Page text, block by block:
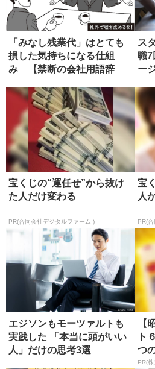
「みなし残業代」はとても
損した気持ちになる仕組
み 【禁断の会社用語辞
ス
職7
ー
宝くじの“運任せ”から抜け
た人だけ変わる
PR(合同会社デジタルファーム )
宝
人
PR(
エジソンもモーツァルトも
実践した 「本当に頭がいい
人」だけの思考3選
【
ト
つ
る
PR(